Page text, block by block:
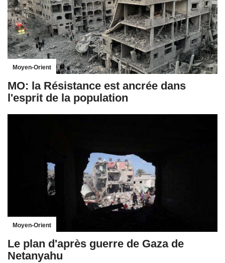
Moyen-Orient
MO: la Résistance est ancrée dans
l'esprit de la population
Moyen-Orient
Le plan d'après guerre de Gaza de
Netanyahu